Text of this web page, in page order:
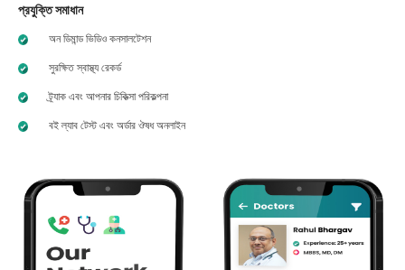
প্রযুক্তি সমাধান
অন ডিমান্ড ভিডিও কনসালটেশন
সুরক্ষিত স্বাস্থ্য রেকর্ড
ট্র্যাক এবং আপনার চিকিত্সা পরিকল্পনা
বই ল্যাব টেস্ট এবং অর্ডার ঔষধ অনলাইন